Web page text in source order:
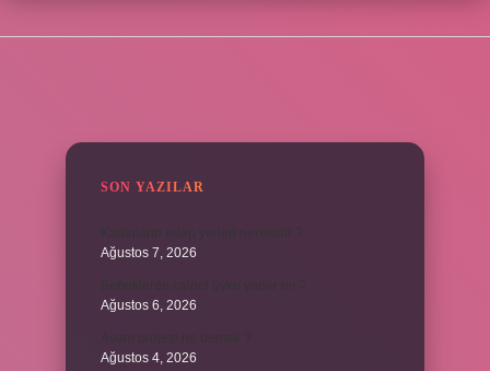
SON YAZILAR
Ağustos 7, 2026
Ağustos 6, 2026
Ağustos 4, 2026